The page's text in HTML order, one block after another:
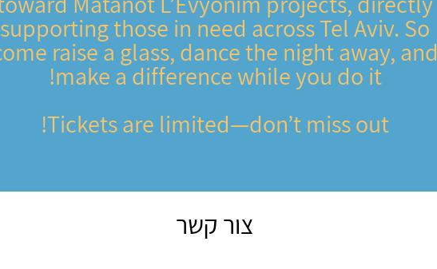
supporting those in need across Tel Aviv. So
raise a glass, dance the night away, and
make a difference while you do it!
Tickets are limited—don’t miss out!
צור קשר